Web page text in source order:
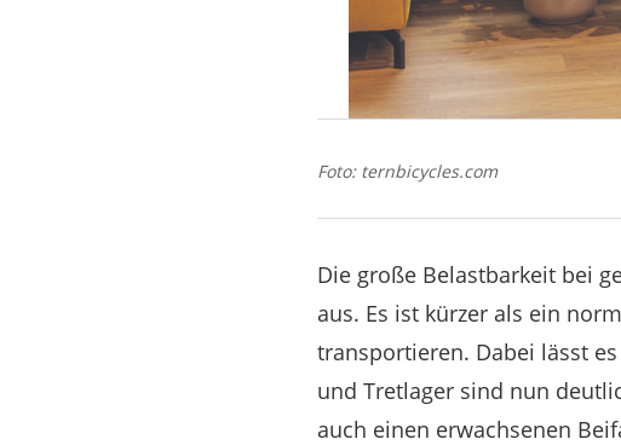
Foto: ternbicycles.com
Die große Belastbarkeit bei
aus. Es ist kürzer als ein
transportieren. Dabei lässt
und Tretlager sind nun
auch einen erwachsenen